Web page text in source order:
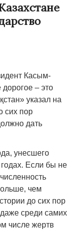
Касым-
– это
указал на
сих пор
дать
унесшего
Если бы не
чем
до сих пор
среди самих
числе жертв